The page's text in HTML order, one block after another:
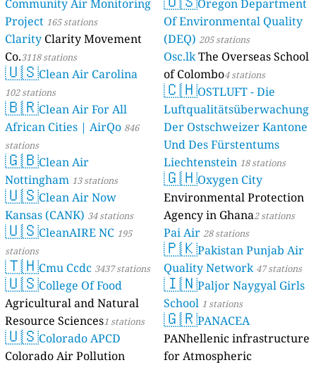
Community Air Monitoring
Project 165 stations
Clarity Clarity Movement
Co.3118 stations
🇺🇸Clean Air Carolina
102 stations
🇧🇷Clean Air For All
African Cities | AirQo 846
stations
🇬🇧Clean Air
Nottingham 13 stations
🇺🇸Clean Air Now
Kansas (CANK) 34 stations
🇺🇸CleanAIRE NC 195
stations
🇹🇭Cmu Ccdc 3437 stations
🇺🇸College Of Food
Agricultural and Natural
Resource Sciences1 stations
🇺🇸Colorado APCD
Colorado Air Pollution
Oregon Department
Of Environmental Quality
(DEQ) 205 stations
Osc.lkThe Overseas School
of Colombo4 stations
🇨🇭OSTLUFT - Die
Luftqualitätsüberwachung
Der Ostschweizer Kantone
Und Des Fürstentums
Liechtenstein 18 stations
🇬🇭Oxygen City
Environmental Protection
Agency in Ghana2 stations
Pai Air 28 stations
🇵🇰Pakistan Punjab Air
Quality Network 47 stations
🇮🇳Paljor Naygyal Girls
School 1 stations
🇬🇷PANACEA
PANhellenic infrastructure
for Atmospheric